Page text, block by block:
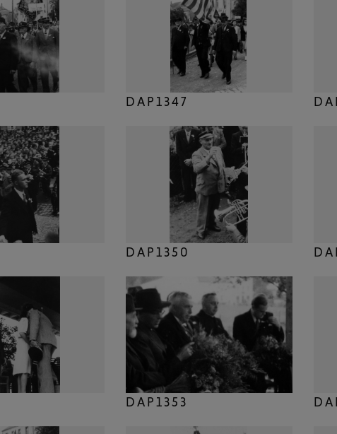
DAP1347
DAP1350
DAP1353